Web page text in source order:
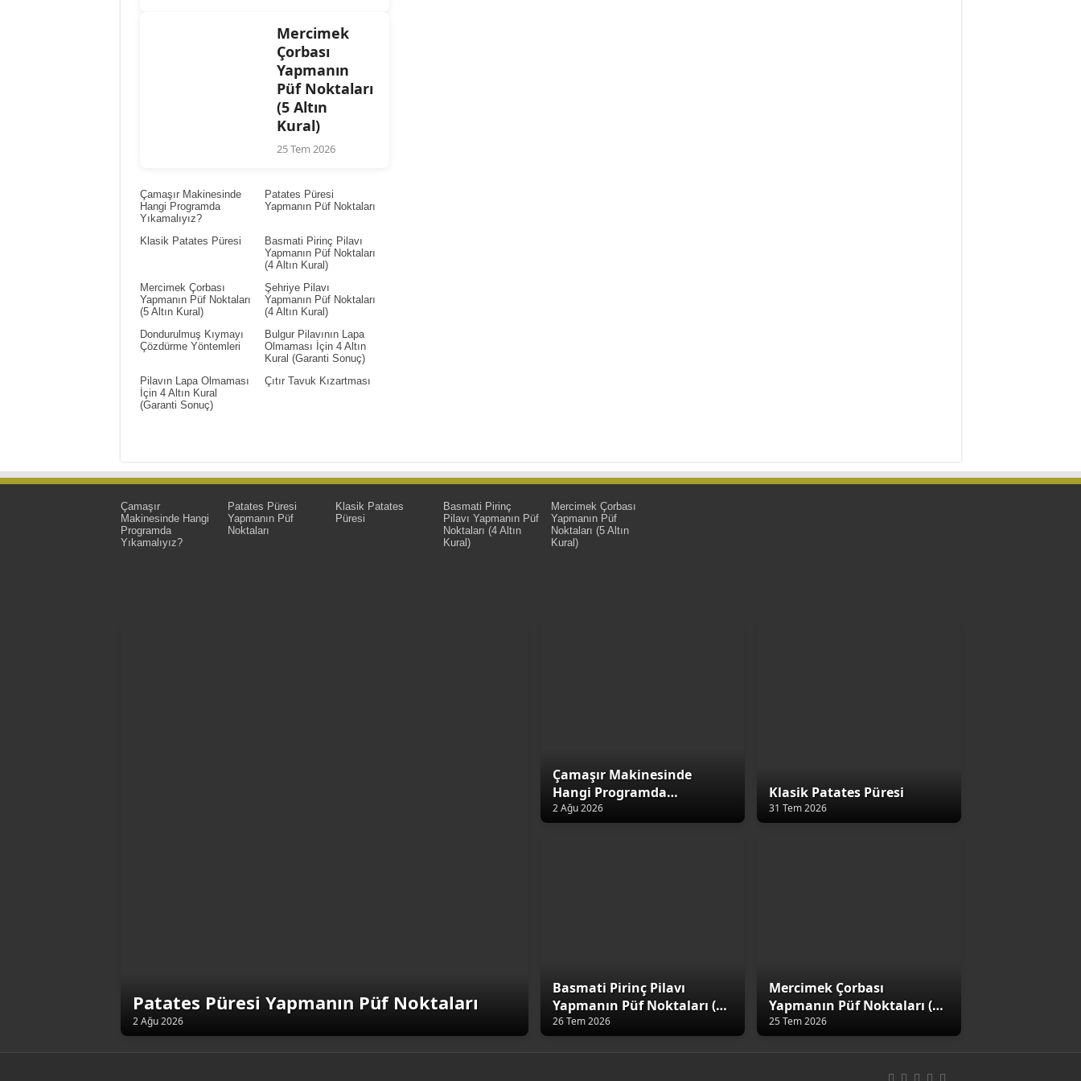
Mercimek
Çorbası
Yapmanın
Püf Noktaları
(5 Altın
Kural)
25 Tem 2026
Çamaşır Makinesinde
Hangi Programda
Yıkamalıyız?
Patates Püresi
Yapmanın Püf Noktaları
Klasik Patates Püresi
Basmati Pirinç Pilavı
Yapmanın Püf Noktaları
(4 Altın Kural)
Mercimek Çorbası
Yapmanın Püf Noktaları
(5 Altın Kural)
Şehriye Pilavı
Yapmanın Püf Noktaları
(4 Altın Kural)
Dondurulmuş Kıymayı
Çözdürme Yöntemleri
Bulgur Pilavının Lapa
Olmaması İçin 4 Altın
Kural (Garanti Sonuç)
Pilavın Lapa Olmaması
İçin 4 Altın Kural
(Garanti Sonuç)
Çıtır Tavuk Kızartması
Çamaşır
Makinesinde Hangi
Programda
Yıkamalıyız?
Patates Püresi
Yapmanın Püf
Noktaları
Klasik Patates
Püresi
Basmati Pirinç
Pilavı Yapmanın Püf
Noktaları (4 Altın
Kural)
Mercimek Çorbası
Yapmanın Püf
Noktaları (5 Altın
Kural)
Patates Püresi Yapmanın Püf Noktaları
2 Ağu 2026
Çamaşır Makinesinde
Hangi Programda
Yıkamalıyız?
2 Ağu 2026
Klasik Patates Püresi
31 Tem 2026
Basmati Pirinç Pilavı
Yapmanın Püf Noktaları (4
Altın Kural)
26 Tem 2026
Mercimek Çorbası
Yapmanın Püf Noktaları (5
Altın Kural)
25 Tem 2026